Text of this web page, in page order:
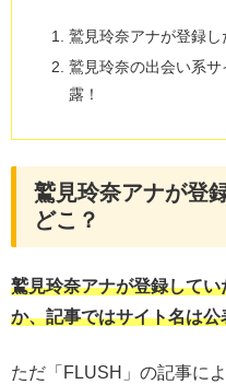
鷲見玲奈アナが登録
鷲見玲奈の出会い系
露！
鷲見玲奈アナが登
どこ？
鷲見玲奈アナが登録して
か、記事ではサイト名は
ただ「FLUSH」の記事によ